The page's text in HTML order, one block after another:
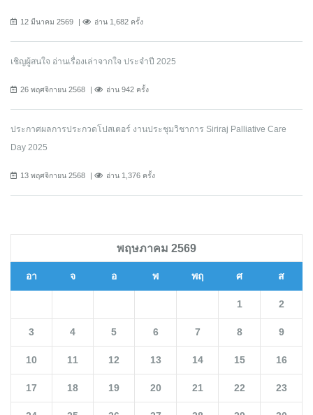
12 มีนาคม 2569 อ่าน 1,682 ครั้ง
เชิญผู้สนใจ อ่านเรื่องเล่าจากใจ ประจำปี 2025
26 พฤศจิกายน 2568 อ่าน 942 ครั้ง
ประกาศผลการประกวดโปสเตอร์ งานประชุมวิชาการ Siriraj Palliative Care
Day 2025
13 พฤศจิกายน 2568 อ่าน 1,376 ครั้ง
พฤษภาคม 2569
อา จ อ พ พฤ ศ ส
1 2
3 4 5 6 7 8 9
10 11 12 13 14 15 16
17 18 19 20 21 22 23